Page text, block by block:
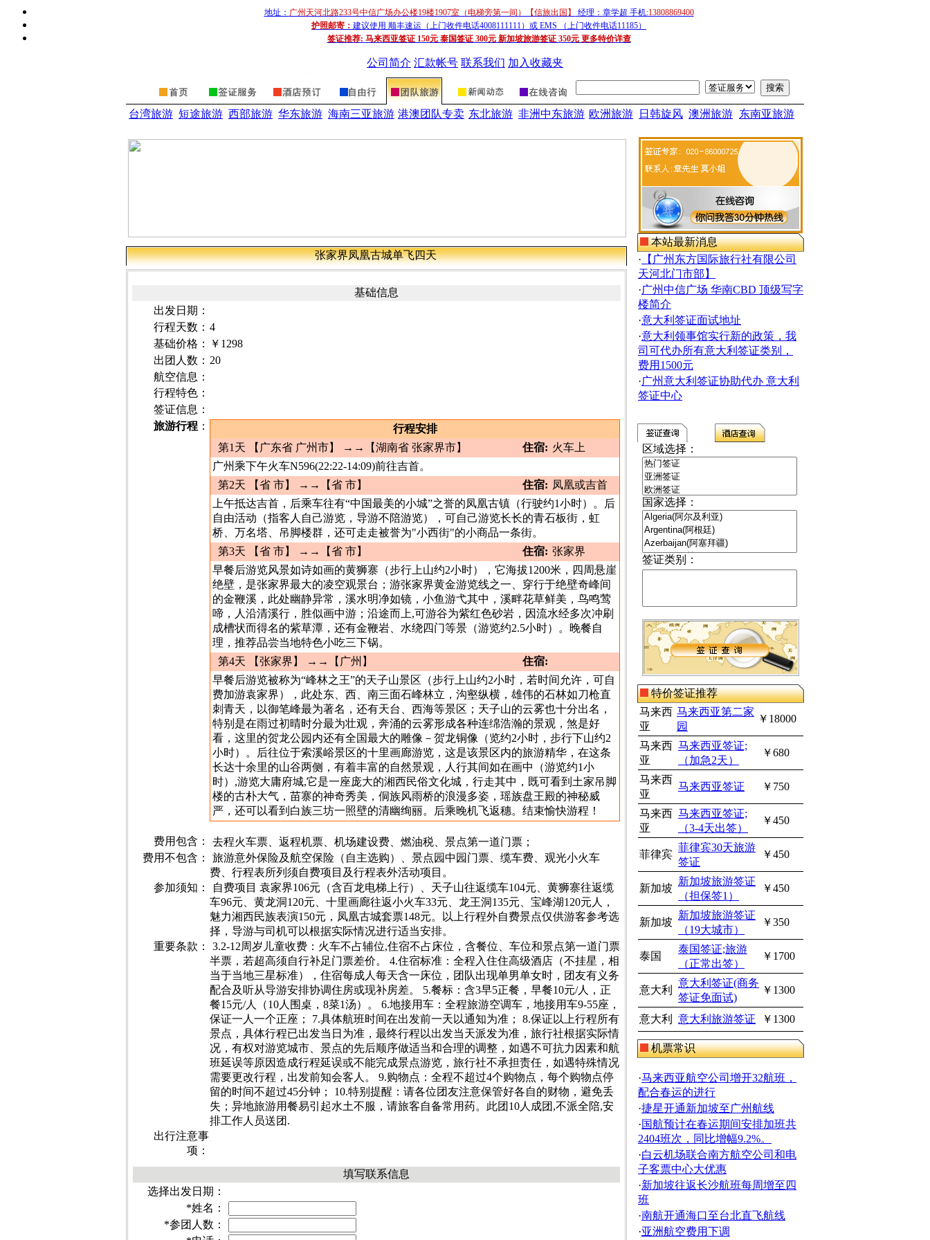
地址： 广州天河北路233号中信广场办公楼19楼1907室（电梯旁第一间）【信旅出国】 经理：章学超 手机:13808869400
护照邮寄： 建议使用 顺丰速运（上门收件电话4008111111）或 EMS （上门收件电话11185）
签证推荐: 马来西亚签证 150元 泰国签证 300元 新加坡旅游签证 350元 更多特价详查
公司简介 汇款帐号 联系我们 加入收藏夹
台湾旅游 短途旅游 西部旅游 华东旅游 海南三亚旅游 港澳团队专卖 东北旅游 非洲中东旅游 欧洲旅游 日韩旋风 澳洲旅游 东南亚旅游
张家界凤凰古城单飞四天
基础信息
出发日期 ：
行程天数： 4
基础价格 ：
￥1298
出团人数 ： 20
航空信息：
行程特色：
签证信息：
旅游行程 ：
行程安排
第1天 【广东省 广州市】 →→【湖南省 张家界市】
住宿: 火车上
广州乘下午火车N596(22:22-14:09)前往吉首。
第2天 【省 市】 →→【省 市】
住宿: 凤凰或吉首
上午抵达吉首，后乘车往有“中国最美的小城”之誉的凤凰古镇（行驶约1小时）。后
自由活动（指客人自己游览，导游不陪游览），可自己游览长长的青石板街，虹
桥、万名塔、吊脚楼群，还可走走被誉为"小西街"的小商品一条街。
第3天 【省 市】 →→【省 市】
住宿: 张家界
早餐后游览风景如诗如画的黄狮寨（步行上山约2小时），它海拔1200米，四周悬崖
绝壁，是张家界最大的凌空观景台；游张家界黄金游览线之一、穿行于绝壁奇峰间
的金鞭溪，此处幽静异常，溪水明净如镜，小鱼游弋其中，溪畔花草鲜美，鸟鸣莺
啼，人沿清溪行，胜似画中游；沿途而上,可游谷为紫红色砂岩，因流水经多次冲刷
成槽状而得名的紫草潭，还有金鞭岩、水绕四门等景（游览约2.5小时）。晚餐自
理，推荐品尝当地特色小吃三下锅。
第4天 【张家界】
→→【广州】
住宿:
早餐后游览被称为“峰林之王”的天子山景区（步行上山约2小时，若时间允许，可自
费加游袁家界），此处东、西、南三面石峰林立，沟壑纵横，雄伟的石林如刀枪直
刺青天，以御笔峰最为著名，还有天台、西海等景区；天子山的云雾也十分出名，
特别是在雨过初晴时分最为壮观，奔涌的云雾形成各种连绵浩瀚的景观，煞是好
看，这里的贺龙公园内还有全国最大的雕像－贺龙铜像（览约2小时，步行下山约2
小时）。后往位于索溪峪景区的十里画廊游览，这是该景区内的旅游精华，在这条
长达十余里的山谷两侧，有着丰富的自然景观，人行其间如在画中（游览约1小
时）,游览大庸府城,它是一座庞大的湘西民俗文化城，行走其中，既可看到土家吊脚
楼的古朴大气，苗寨的神奇秀美，侗族风雨桥的浪漫多姿，瑶族盘王殿的神秘威
严，还可以看到白族三坊一照壁的清幽绚丽。后乘晚机飞返穗。结束愉快游程！
费用包含：
去程火车票、返程机票、机场建设费、燃油税、景点第一道门票；
费用不包含：
旅游意外保险及航空保险（自主选购）、景点园中园门票、缆车费、观光小火车
费、行程表所列须自费项目及行程表外活动项目。
参加须知：
自费项目 袁家界106元（含百龙电梯上行）、天子山往返缆车104元、黄狮寨往返缆
车96元、黄龙洞120元、十里画廊往返小火车33元、龙王洞135元、宝峰湖120元人，
魅力湘西民族表演150元，凤凰古城套票148元。以上行程外自费景点仅供游客参考选
择，导游与司机可以根据实际情况进行适当安排。
重要条款：
3.2-12周岁儿童收费：火车不占辅位,住宿不占床位，含餐位、车位和景点第一道门票
半票，若超高须自行补足门票差价。 4.住宿标准：全程入住住高级酒店（不挂星，相
当于当地三星标准），住宿每成人每天含一床位，团队出现单男单女时，团友有义务
配合及听从导游安排协调住房或现补房差。 5.餐标：含3早5正餐，早餐10元/人，正
餐15元/人（10人围桌，8菜1汤）。 6.地接用车：全程旅游空调车，地接用车9-55座，
保证一人一个正座； 7.具体航班时间在出发前一天以通知为准； 8.保证以上行程所有
景点，具体行程已出发当日为准，最终行程以出发当天派发为准，旅行社根据实际情
况，有权对游览城市、景点的先后顺序做适当和合理的调整，如遇不可抗力因素和航
班延误等原因造成行程延误或不能完成景点游览，旅行社不承担责任，如遇特殊情况
需要更改行程，出发前知会客人。 9.购物点：全程不超过4个购物点，每个购物点停
留的时间不超过45分钟； 10.特别提醒：请各位团友注意保管好各自的财物，避免丢
失；异地旅游用餐易引起水土不服，请旅客自备常用药。此团10人成团,不派全陪,安
排工作人员送团.
出行注意事
项：
填写联系信息
选择出发日期：
*姓名：
*参团人数：
本站最新消息
· 【广州东方国际旅行社有限公司
天河北门市部】
·广州中信广场 华南CBD 顶级写字
楼简介
·意大利签证面试地址
·意大利领事馆实行新的政策，我
司可代办所有意大利签证类别，
费用1500元
·广州意大利签证协助代办 意大利
签证中心
区域选择：
国家选择：
签证类别：
特价签证推荐
马来西
亚
马来西亚第二家
园
￥18000
马来西
亚
马来西亚签证;
（加急2天）
￥680
马来西
亚
马来西亚签证 ￥750
马来西
亚
马来西亚签证;
（3-4天出签）
￥450
菲律宾
菲律宾30天旅游
签证
￥450
新加坡
新加坡旅游签证
（担保签1）
￥450
新加坡
新加坡旅游签证
（19大城市）
￥350
泰国
泰国签证;旅游
（正常出签）
￥1700
意大利
意大利签证(商务
签证免面试)
￥1300
意大利 意大利旅游签证 ￥1300
机票常识
·马来西亚航空公司增开32航班，
配合春运的进行
·捷星开通新加坡至广州航线
·国航预计在春运期间安排加班共
2404班次，同比增幅9.2%。
·白云机场联合南方航空公司和电
子客票中心大优惠
·新加坡往返长沙航班每周增至四
班
·南航开通海口至台北直飞航线
·亚洲航空费用下调